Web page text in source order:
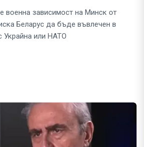
военна зависимост на Минск от
Беларус да бъде въвлечен в
или НАТО